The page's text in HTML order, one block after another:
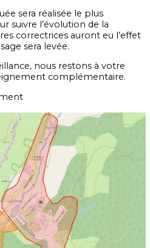
sera réalisée le plus
suivre l’évolution de la
correctrices auront eu l’effet
sera levée.
nous restons à votre
complémentaire.